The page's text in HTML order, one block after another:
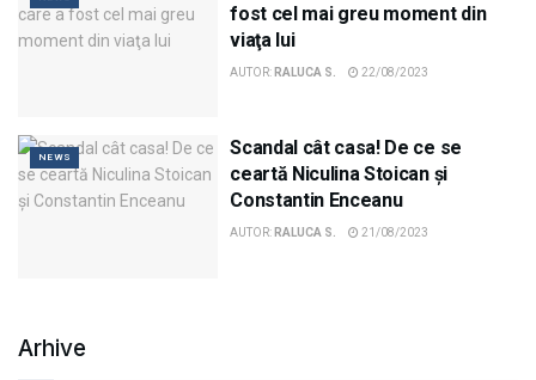
fost cel mai greu moment din
viaţa lui
AUTOR: RALUCA S. 22/08/2023
NEWS
Scandal cât casa! De ce se
ceartă Niculina Stoican și
Constantin Enceanu
AUTOR: RALUCA S. 21/08/2023
Arhive